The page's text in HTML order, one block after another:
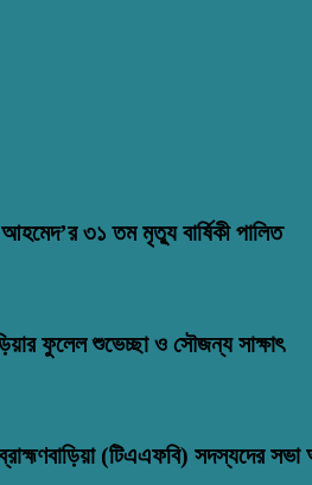
আহমেদ’র ৩১ তম মৃত্যু বার্ষিকী পালিত
ফুলেল শুভেচ্ছা ও সৌজন্য সাক্ষাৎ
(টিএএফবি) সদস্যদের সভা